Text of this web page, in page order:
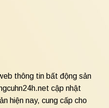
thông tin bất động sản
cập nhật
hiện nay, cung cấp cho